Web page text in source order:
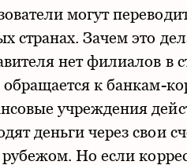
могут
странах. Зачем это
нет филиалов в
обращается к банкам-
учреждения
деньги через свои
рубежом. Но если